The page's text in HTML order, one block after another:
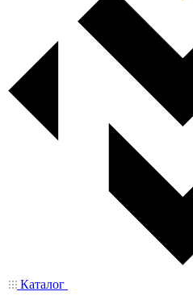
Каталог